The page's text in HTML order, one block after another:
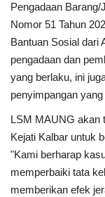
Pengadaan
Nomor 51 Tahun
Bantuan Sosial dari
pengadaan dan
yang berlaku, ini
penyimpangan
LSM MAUNG akan
Kejati Kalbar untuk
"Kami berharap
memperbaiki tata
memberikan efek